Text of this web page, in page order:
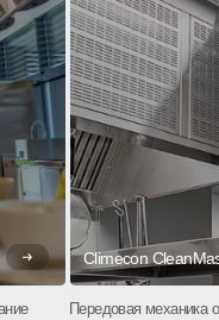
Climecon
Передовая механика